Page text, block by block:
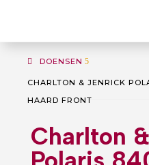
DOENSEN 5
CHARLTON & JENRICK
HAARD FRONT
Charlton